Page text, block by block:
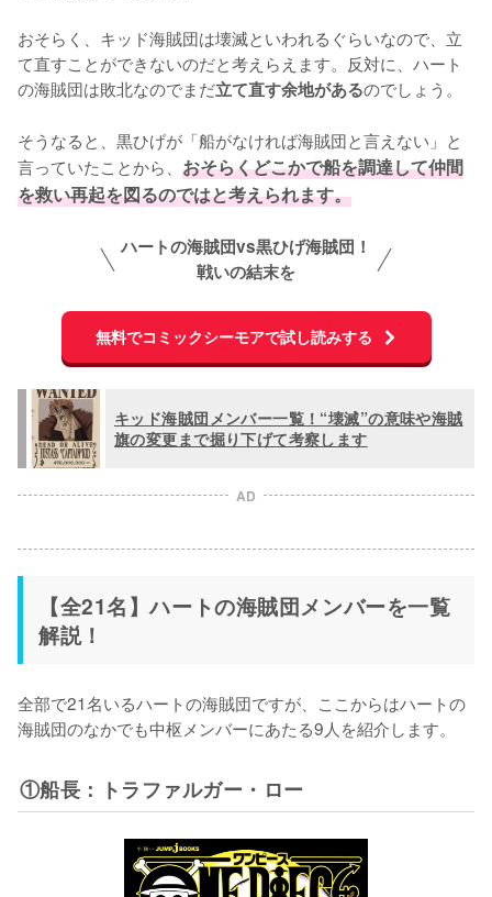
おそらく、キッド海賊団は壊滅といわれるぐらいなので、立
て直すことができないのだと考えらえます。反対に、ハート
の海賊団は敗北なのでまだ立て直す余地があるのでしょう。
そうなると、黒ひげが「船がなければ海賊団と言えない」と
言っていたことから、 おそらくどこかで船を調達して仲間
を救い再起を図るのではと考えられます。
ハートの海賊団vs黒ひげ海賊団！
戦いの結末を
無料でコミックシーモアで試し読みする
キッド海賊団メンバー一覧！“壊滅”の意味や海賊
旗の変更まで掘り下げて考察します
AD
【全21名】ハートの海賊団メンバーを一覧
解説！
全部で21名いるハートの海賊団ですが、ここからはハートの
海賊団のなかでも中枢メンバーにあたる9人を紹介します。
①船長：トラファルガー・ロー